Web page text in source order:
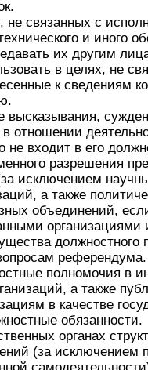
не связанных с
и иного
их другим
в целях, не
к сведениям
высказывания,
отношении
не входит в его
разрешения
исключением
а также
объединений,
референдума.
полномочия в
а также
в качестве
обязанности.
органах
(за исключением